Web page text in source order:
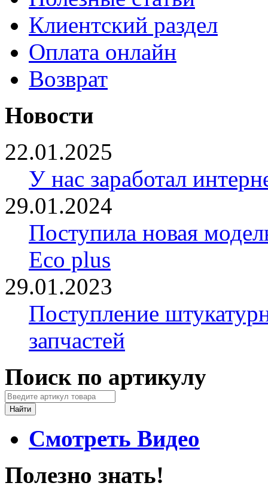
Клиентский раздел
Оплата онлайн
Возврат
Новости
22.01.2025
У нас заработал
29.01.2024
Поступила новая
Eco plus
29.01.2023
Поступление
запчастей
Поиск по артикулу
Смотреть Видео
Полезно знать!